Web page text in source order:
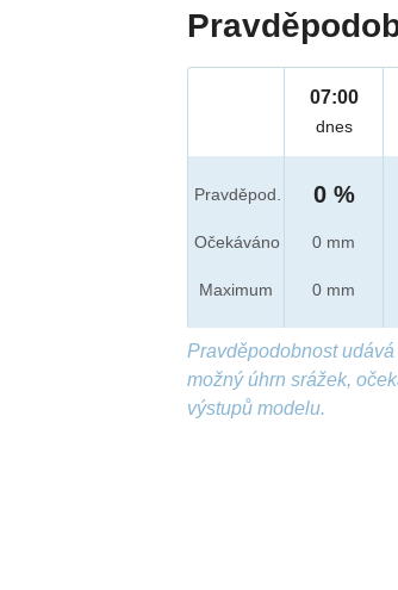
Pravděpod.
Očekáváno
Maximum
07:00
dnes
0 %
0 mm
0 mm
Pravděpodobnost
možný úhrn srážek,
výstupů modelu.